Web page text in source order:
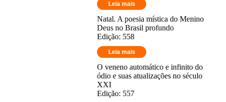
Leia mais
Natal. A poesia mística do Menino
Deus no Brasil profundo
Edição: 558
Leia mais
O veneno automático e infinito do
ódio e suas atualizações no século
XXI
Edição: 557